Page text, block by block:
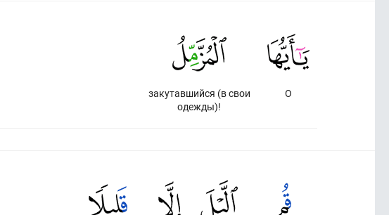
О
закутавшийся (в свои
одежды)!